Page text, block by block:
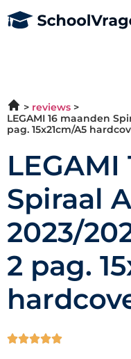
reviews
LEGAMI 16 maanden
pag. 15x21cm/A5
Spiraal
2023/
2 pag.
